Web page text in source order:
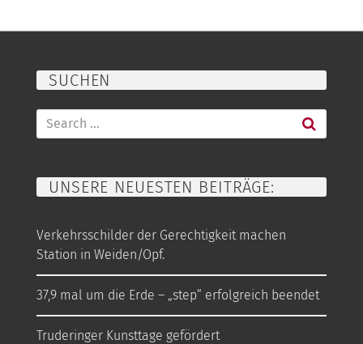
SUCHEN
Search
UNSERE NEUESTEN BEITRÄGE:
Verkehrsschilder der Gerechtigkeit machen
Station in Weiden/Opf.
37,9 mal um die Erde – „step“ erfolgreich beendet
Truderinger Kunsttage gefördert